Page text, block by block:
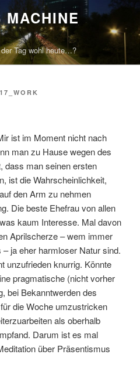
MACHINE
Tag wohl heute…?
ist im Moment nicht nach
man zu Hause wegen des
dass man seinen ersten
ist die Wahrscheinlichkeit,
den Arm zu nehmen
Die beste Ehefrau von allen
kaum Interesse. Mal davon
Aprilscherze – wem immer
ja eher harmloser Natur sind.
unzufrieden knurrig. Könnte
pragmatische (nicht vorher
bei Bekanntwerden des
die Woche umzustricken
als oberhalb
Darum ist es mal
über Präsentismus